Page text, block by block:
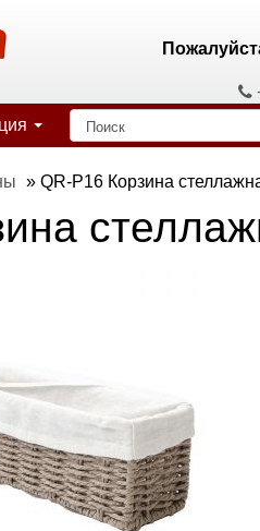
» QR-P16 Корзина